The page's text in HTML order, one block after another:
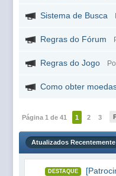
Sistema de Busca
Regras do Fórum
Regras do Jogo
Como obter
Página 1 de 41 1 2 3
Atualizados Recentemente
DESTAQUE